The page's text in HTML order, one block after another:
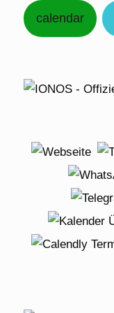
calendar